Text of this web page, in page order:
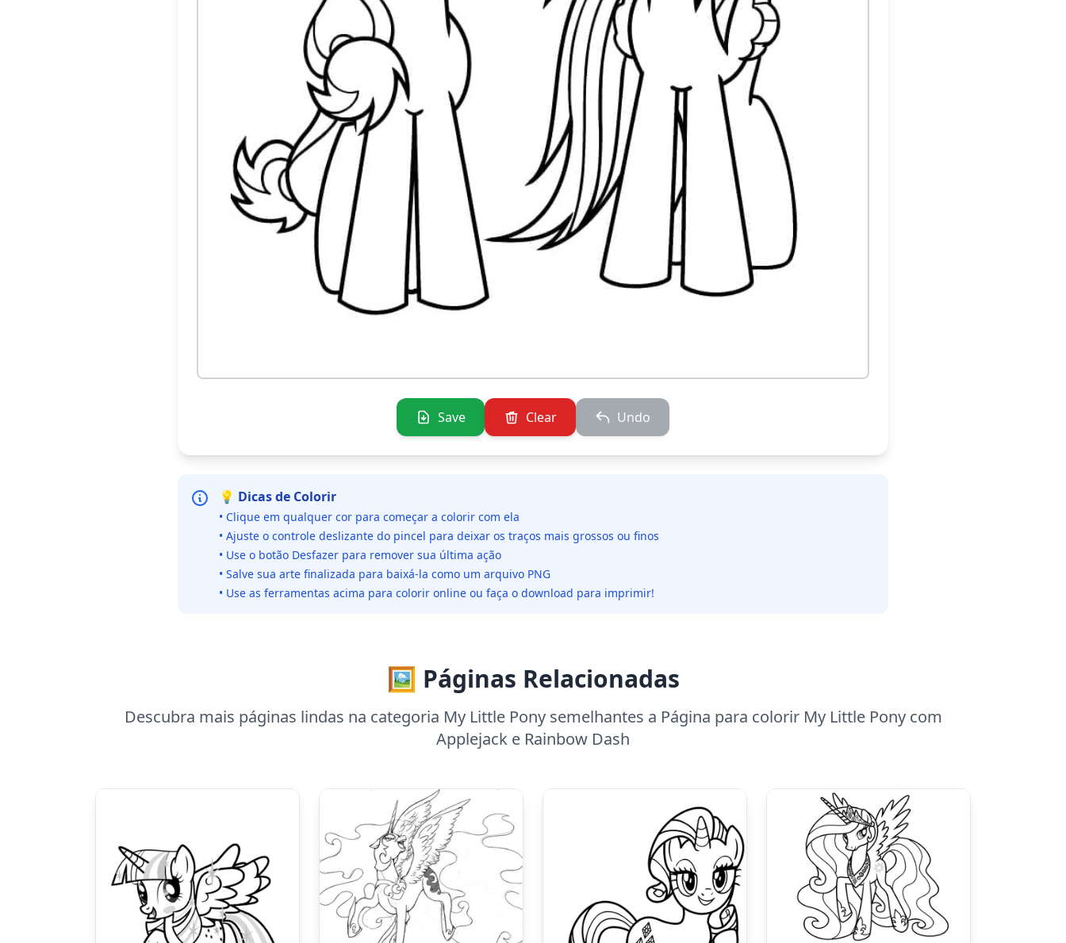
Save Clear Undo
💡 Dicas de Colorir
• Clique em qualquer cor para começar a colorir com ela
• Ajuste o controle deslizante do pincel para deixar os traços mais grossos ou finos
• Use o botão Desfazer para remover sua última ação
• Salve sua arte finalizada para baixá-la como um arquivo PNG
• Use as ferramentas acima para colorir online ou faça o download para imprimir!
🖼️ Páginas Relacionadas
Descubra mais páginas lindas na categoria My Little Pony semelhantes a Página para colorir My Little Pony com
Applejack e Rainbow Dash